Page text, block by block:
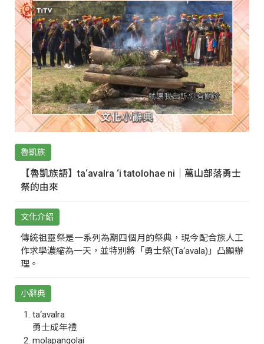
魯凱族
【魯凱族語】ta‘avalra ‘i tatolohae ni｜萬山部落勇士
祭的由來
文化介紹
傳統祖靈祭是一系列為期四個月的祭典，現今配合族人工
作求學濃縮為一天，並特別將「勇士祭(Ta‘avala)」凸顯辦
理。
小辭典
ta‘avalra
勇士成年禮
molapangolai